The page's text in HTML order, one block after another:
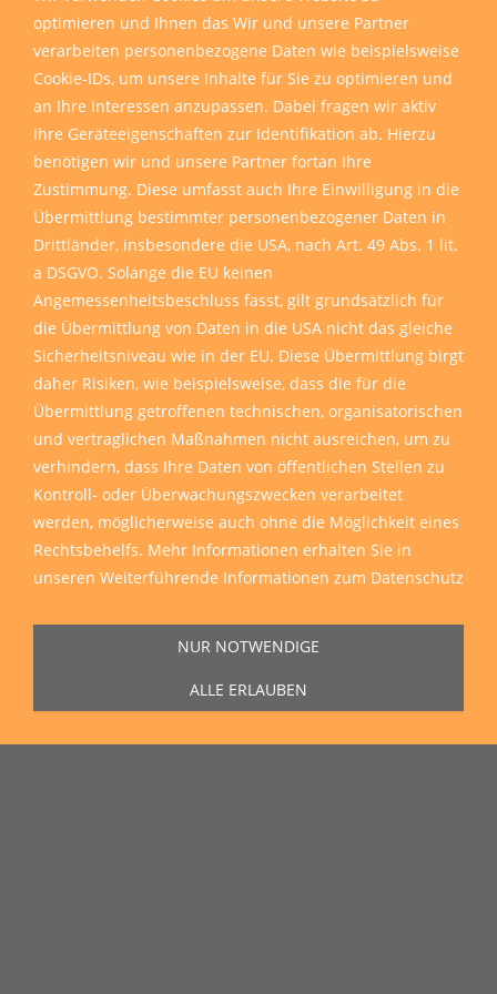
optimieren und Ihnen das Wir und unsere Partner
verarbeiten personenbezogene Daten wie beispielsweise
Cookie-IDs, um unsere Inhalte für Sie zu optimieren und
an Ihre Interessen anzupassen. Dabei fragen wir aktiv
Ihre Geräteeigenschaften zur Identifikation ab. Hierzu
benötigen wir und unsere Partner fortan Ihre
Zustimmung. Diese umfasst auch Ihre Einwilligung in die
Übermittlung bestimmter personenbezogener Daten in
Drittländer, insbesondere die USA, nach Art. 49 Abs. 1 lit.
a DSGVO. Solange die EU keinen
Angemessenheitsbeschluss fasst, gilt grundsätzlich für
die Übermittlung von Daten in die USA nicht das gleiche
Sicherheitsniveau wie in der EU. Diese Übermittlung birgt
daher Risiken, wie beispielsweise, dass die für die
Übermittlung getroffenen technischen, organisatorischen
und vertraglichen Maßnahmen nicht ausreichen, um zu
verhindern, dass Ihre Daten von öffentlichen Stellen zu
Kontroll- oder Überwachungszwecken verarbeitet
werden, möglicherweise auch ohne die Möglichkeit eines
Rechtsbehelfs. Mehr Informationen erhalten Sie in
unseren Weiterführende Informationen zum Datenschutz
NUR NOTWENDIGE
ALLE ERLAUBEN